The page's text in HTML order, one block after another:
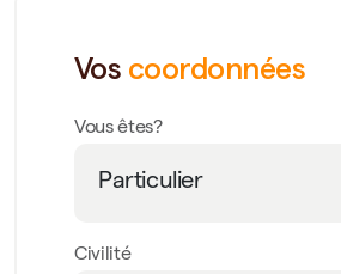
Vos coordonnées
Vous êtes?
Civilité